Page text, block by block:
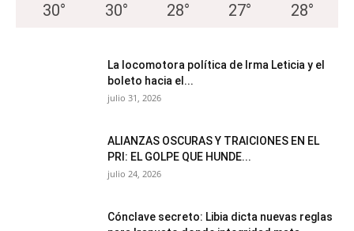
30° 30° 28° 27° 28°
La locomotora política de Irma Leticia y el
boleto hacia el...
julio 31, 2026
ALIANZAS OSCURAS Y TRAICIONES EN EL
PRI: EL GOLPE QUE HUNDE...
julio 24, 2026
Cónclave secreto: Libia dicta nuevas reglas